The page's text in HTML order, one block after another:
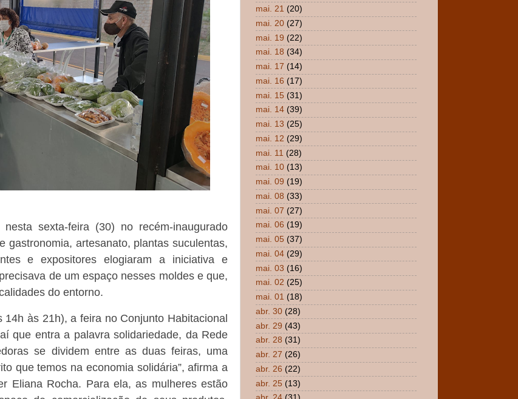
sexta-feira (30) no recém-inaugurado
gastronomia, artesanato, plantas suculentas,
e expositores elogiaram a iniciativa e
de um espaço nesses moldes e que,
do entorno.
às 21h), a feira no Conjunto Habitacional
que entra a palavra solidariedade, da Rede
se dividem entre as duas feiras, uma
que temos na economia solidária”, afirma a
Eliana Rocha. Para ela, as mulheres estão
mai. 21 (20)
mai. 20 (27)
mai. 19 (22)
mai. 18 (34)
mai. 17 (14)
mai. 16 (17)
mai. 15 (31)
mai. 14 (39)
mai. 13 (25)
mai. 12 (29)
mai. 11 (28)
mai. 10 (13)
mai. 09 (19)
mai. 08 (33)
mai. 07 (27)
mai. 06 (19)
mai. 05 (37)
mai. 04 (29)
mai. 03 (16)
mai. 02 (25)
mai. 01 (18)
abr. 30 (28)
abr. 29 (43)
abr. 28 (31)
abr. 27 (26)
abr. 26 (22)
abr. 25 (13)